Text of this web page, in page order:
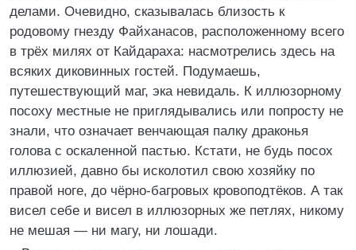
делами. Очевидно, сказывалась близость к
родовому гнезду Файханасов, расположенному всего
в трёх милях от Кайдараха: насмотрелись здесь на
всяких диковинных гостей. Подумаешь,
путешествующий маг, эка невидаль. К иллюзорному
посоху местные не приглядывались или попросту не
знали, что означает венчающая палку драконья
голова с оскаленной пастью. Кстати, не будь посох
иллюзией, давно бы исколотил свою хозяйку по
правой ноге, до чёрно-багровых кровоподтёков. А так
висел себе и висел в иллюзорных же петлях, никому
не мешая — ни магу, ни лошади.